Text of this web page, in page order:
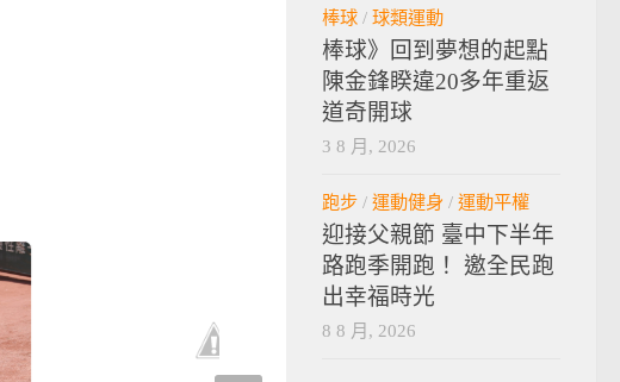
棒球 / 球類運動
棒球》回到夢想的起點
陳金鋒睽違20多年重返
道奇開球
3 8 月, 2026
跑步 / 運動健身 / 運動平權
迎接父親節 臺中下半年
路跑季開跑！ 邀全民跑
出幸福時光
8 8 月, 2026